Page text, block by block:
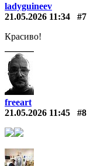
ladyguineev
21.05.2026 11:34
#7
Красиво!
freeart
21.05.2026 11:45
#8